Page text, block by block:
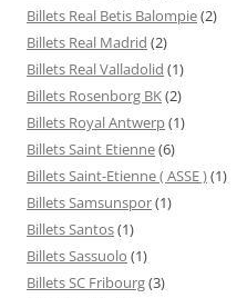
Billets Real Betis Balompie(2)
Billets Real Madrid (2)
Billets Real Valladolid (1)
Billets Rosenborg BK(2)
Billets Royal Antwerp(1)
Billets Saint Etienne(6)
Billets Saint-Etienne ( ASSE )(1)
Billets Samsunspor(1)
Billets Santos(1)
Billets Sassuolo (1)
Billets SC Fribourg(3)